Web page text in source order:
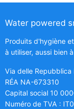
Water powered
Produits d'hygiène
à utiliser, aussi bien
Via delle
RÉA NA-673310
Capital social 10
Numéro de TVA :